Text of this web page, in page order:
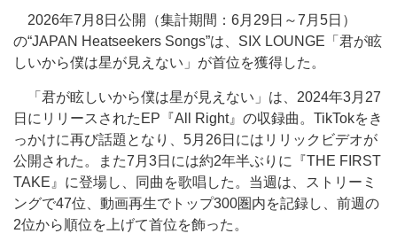
2026年7月8日公開（集計期間：6月29日～7月5日）
の“JAPAN Heatseekers Songs”は、SIX LOUNGE「君が眩
しいから僕は星が見えない」が首位を獲得した。
「君が眩しいから僕は星が見えない」は、2024年3月27
日にリリースされたEP『All Right』の収録曲。TikTokをき
っかけに再び話題となり、5月26日にはリリックビデオが
公開された。また7月3日には約2年半ぶりに『THE FIRST
TAKE』に登場し、同曲を歌唱した。当週は、ストリーミ
ングで47位、動画再生でトップ300圏内を記録し、前週の
2位から順位を上げて首位を飾った。